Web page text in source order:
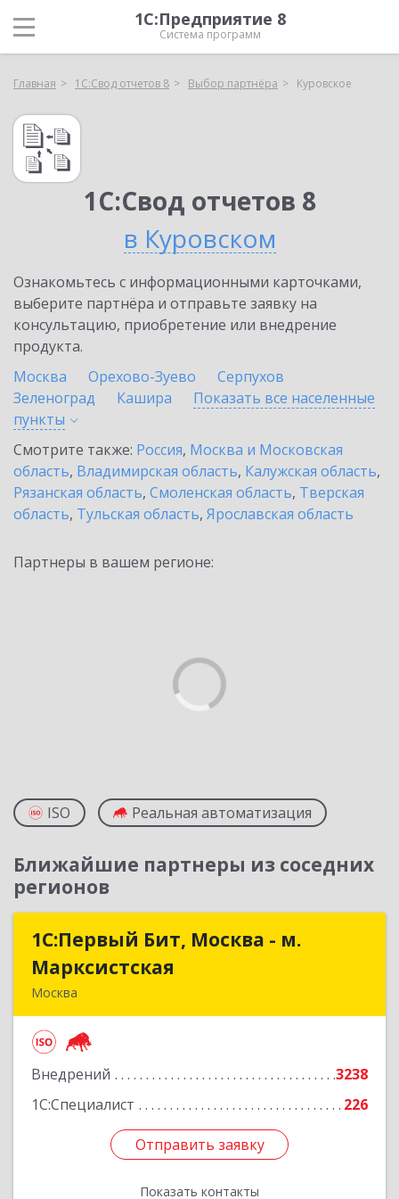
1С:Предприятие 8
Система программ
Главная 1С:Свод отчетов 8 Выбор партнёра Куровское
1С:Свод отчетов 8
в Куровском
Ознакомьтесь с информационными карточками,
выберите партнёра и отправьте заявку на
консультацию, приобретение или внедрение
продукта.
Москва
Орехово-Зуево
Серпухов
Зеленоград
Кашира
Показать все населенные
пункты
Смотрите также: Россия, Москва и Московская
область, Владимирская область, Калужская область,
Рязанская область, Смоленская область, Тверская
область, Тульская область, Ярославская область
Партнеры в вашем регионе:
ISO Реальная автоматизация
Ближайшие партнеры из соседних
регионов
1С:Первый Бит, Москва - м.
Марксистская
Москва
Внедрений
3238
1С:Специалист
226
Отправить заявку
Показать контакты
1С:Первый Бит, Москва - м.
Подробнее
Отправить заявку
Назад